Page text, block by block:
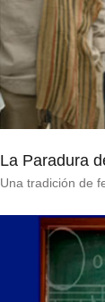
La Paradura
Una tradición de